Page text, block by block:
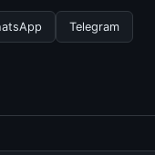
kami secara
dengan
Telegram